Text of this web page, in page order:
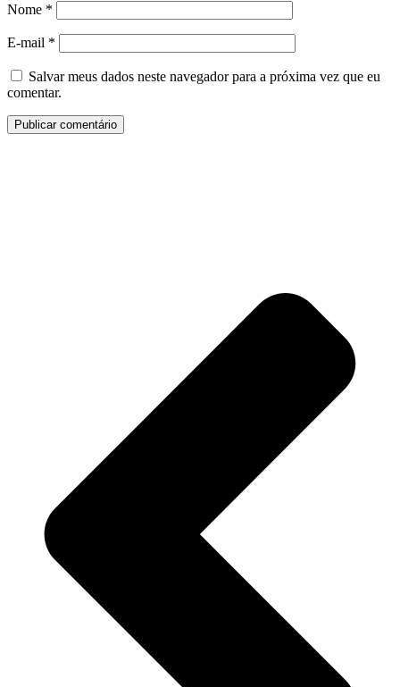
Nome *
E-mail *
Salvar meus dados neste navegador para a próxima vez que eu
comentar.